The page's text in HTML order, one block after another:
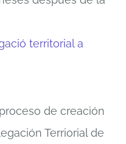
territorial a
de creación
Terriorial de